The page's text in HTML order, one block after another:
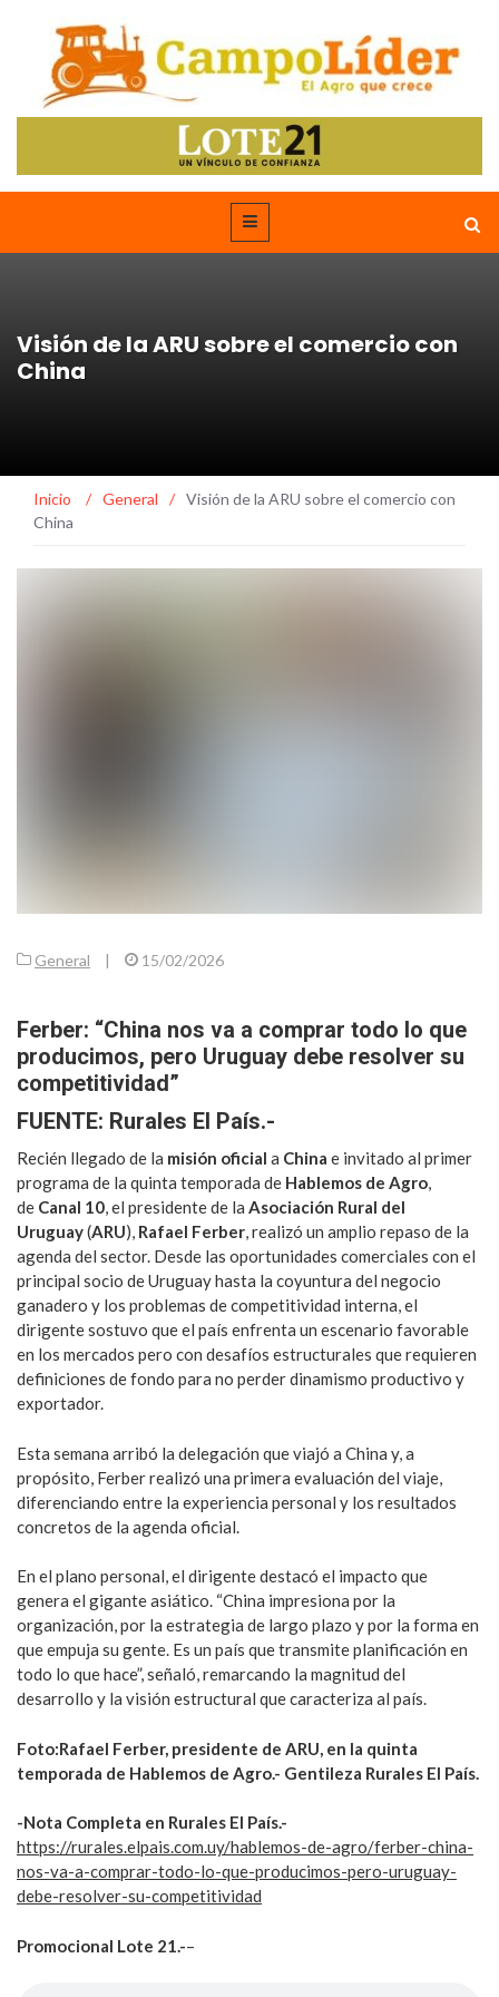
Visión de la ARU sobre el comercio con
China
Inicio / General / Visión de la ARU sobre el comercio con
China
General | 15/02/2026
Ferber: “China nos va a comprar todo lo que
producimos, pero Uruguay debe resolver su
competitividad”
FUENTE: Rurales El País.-
Recién llegado de la misión oficial a China e invitado al primer
programa de la quinta temporada de Hablemos de Agro,
de Canal 10, el presidente de la Asociación Rural del
Uruguay(ARU), Rafael Ferber, realizó un amplio repaso de la
agenda del sector. Desde las oportunidades comerciales con el
principal socio de Uruguay hasta la coyuntura del negocio
ganadero y los problemas de competitividad interna, el
dirigente sostuvo que el país enfrenta un escenario favorable
en los mercados pero con desafíos estructurales que requieren
definiciones de fondo para no perder dinamismo productivo y
exportador.
Esta semana arribó la delegación que viajó a China y, a
propósito, Ferber realizó una primera evaluación del viaje,
diferenciando entre la experiencia personal y los resultados
concretos de la agenda oficial.
En el plano personal, el dirigente destacó el impacto que
genera el gigante asiático. “China impresiona por la
organización, por la estrategia de largo plazo y por la forma en
que empuja su gente. Es un país que transmite planificación en
todo lo que hace”, señaló, remarcando la magnitud del
desarrollo y la visión estructural que caracteriza al país.
Foto:Rafael Ferber, presidente de ARU, en la quinta
temporada de Hablemos de Agro.- Gentileza Rurales El País.
-Nota Completa en Rurales El País.-
https://rurales.elpais.com.uy/hablemos-de-agro/ferber-china-
nos-va-a-comprar-todo-lo-que-producimos-pero-uruguay-
debe-resolver-su-competitividad
Promocional Lote 21.-–